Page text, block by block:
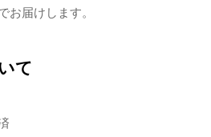
届けします。
て